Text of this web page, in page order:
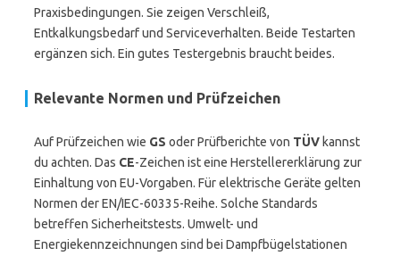
Praxisbedingungen. Sie zeigen Verschleiß,
Entkalkungsbedarf und Serviceverhalten. Beide Testarten
ergänzen sich. Ein gutes Testergebnis braucht beides.
Relevante Normen und Prüfzeichen
Auf Prüfzeichen wie GS oder Prüfberichte von TÜV kannst
du achten. Das CE-Zeichen ist eine Herstellererklärung zur
Einhaltung von EU-Vorgaben. Für elektrische Geräte gelten
Normen der EN/IEC-60335-Reihe. Solche Standards
betreffen Sicherheitstests. Umwelt- und
Energiekennzeichnungen sind bei Dampfbügelstationen